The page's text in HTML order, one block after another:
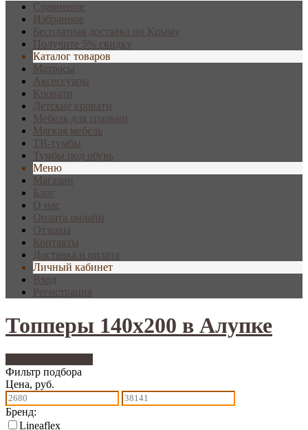
Сравнение
Избранное
Бесплатная доставка по Крыму
Получите 5% скидку
Каталог товаров
Матрасы
Аксессуары
Кровати
Детские кровати
Мебель для спальни
Мягкая мебель
ТВ-тумбы
Тумбы под обувь
Меню
Магазин
Блог
О нас
Оплата онлайн
Отзывы
Контакты
Доставка и оплата
Личный кабинет
Вход
Регистрация
Топперы 140х200 в Алупке
Фильтр подбора
Цена, руб.
Бренд:
Lineaflex